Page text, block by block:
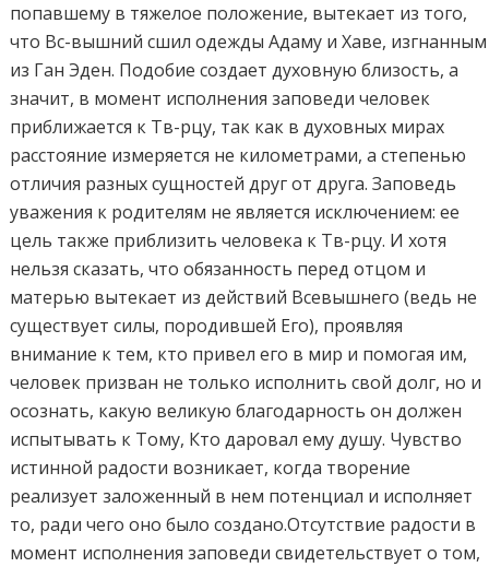
попавшему в тяжелое положение, вытекает из того,
что Вс-вышний сшил одежды Адаму и Хаве, изгнанным
из Ган Эден. Подобие создает духовную близость, а
значит, в момент исполнения заповеди человек
приближается к Тв-рцу, так как в духовных мирах
расстояние измеряется не километрами, а степенью
отличия разных сущностей друг от друга. Заповедь
уважения к родителям не является исключением: ее
цель также приблизить человека к Тв-рцу. И хотя
нельзя сказать, что обязанность перед отцом и
матерью вытекает из действий Всевышнего (ведь не
существует силы, породившей Его), проявляя
внимание к тем, кто привел его в мир и помогая им,
человек призван не только исполнить свой долг, но и
осознать, какую великую благодарность он должен
испытывать к Тому, Кто даровал ему душу. Чувство
истинной радости возникает, когда творение
реализует заложенный в нем потенциал и исполняет
то, ради чего оно было создано.Отсутствие радости в
момент исполнения заповеди свидетельствует о том,